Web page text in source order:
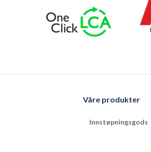
Våre produkter
Innstøpningsgods